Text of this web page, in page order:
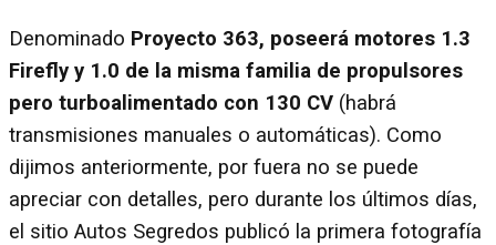
Denominado Proyecto 363, poseerá motores 1.3
Firefly y 1.0 de la misma familia de propulsores
pero turboalimentado con 130 CV (habrá
transmisiones manuales o automáticas). Como
dijimos anteriormente, por fuera no se puede
apreciar con detalles, pero durante los últimos días,
el sitio Autos Segredos publicó la primera fotografía